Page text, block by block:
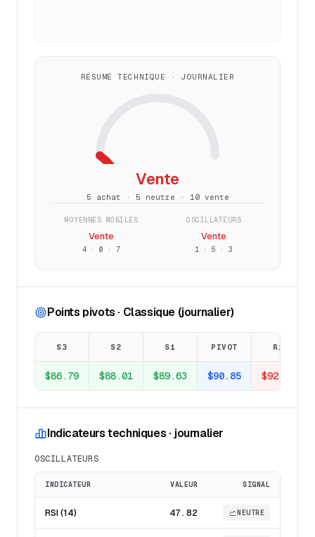
RÉSUMÉ TECHNIQUE · JOURNALIER
Vente
5 achat · 5 neutre · 10 vente
MOYENNES MOBILES
Vente
4 · 0 · 7
OSCILLATEURS
Vente
1 · 5 · 3
Points pivots · Classique (journalier)
S3 S2 S1 PIVOT R1
$86.79 $88.01 $89.63 $90.85 $92.47
Indicateurs techniques · journalier
OSCILLATEURS
INDICATEUR VALEUR SIGNAL
RSI (14) 47.82 NEUTRE